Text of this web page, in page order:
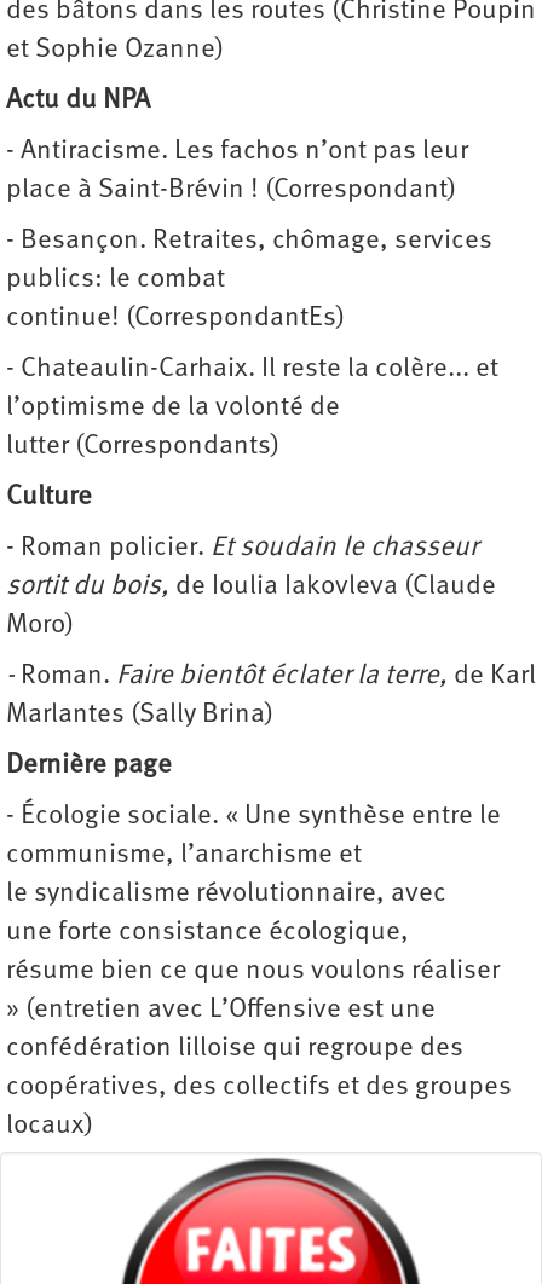
des bâtons dans les routes (Christine Poupin
et Sophie Ozanne)
Actu du NPA
- Antiracisme. Les fachos n’ont pas leur
place à Saint-Brévin ! (Correspondant)
- Besançon. Retraites, chômage, services
publics: le combat
continue! (CorrespondantEs)
- Chateaulin-Carhaix. Il reste la colère... et
l’optimisme de la volonté de
lutter (Correspondants)
Culture
- Roman policier. Et soudain le chasseur
sortitdu bois, de Ioulia Iakovleva (Claude
Moro)
- Roman. Faire bientôt éclater la terre, de Karl
Marlantes (Sally Brina)
Dernière page
- Écologie sociale. « Une synthèse entre le
communisme, l’anarchisme et
le syndicalisme révolutionnaire, avec
une forte consistance écologique,
résume bien ce que nous voulons réaliser
» (entretien avec L’Offensive est une
confédération lilloise qui regroupe des
coopératives, des collectifs et des groupes
locaux)